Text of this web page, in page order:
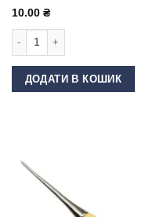
10.00 ₴
ДОДАТИ В КОШИК